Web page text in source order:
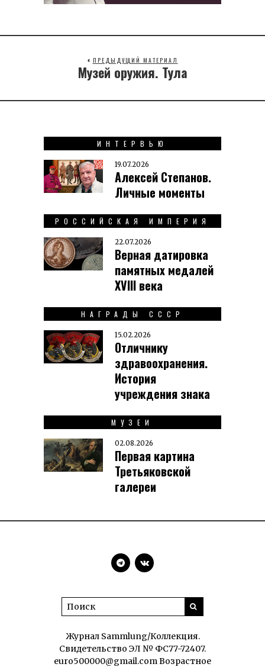
ПРЕДЫДУЩИЙ МАТЕРИАЛ
Previous
Музей оружия. Тула
ИНТЕРВЬЮ
19.07.2026
Алексей Степанов.
Личные моменты
РОССИЙСКАЯ ИМПЕРИЯ
22.07.2026
Верная датировка
памятных медалей
XVIII века
НАГРАДЫ СССР
15.02.2026
Отличнику
здравоохранения.
История
учреждения знака
МУЗЕИ
02.08.2026
Первая картина
Третьяковской
галереи
Журнал Sammlung/Коллекция.
Свидетельство ЭЛ № ФС77-72407.
euro500000@gmail.com Возрастное